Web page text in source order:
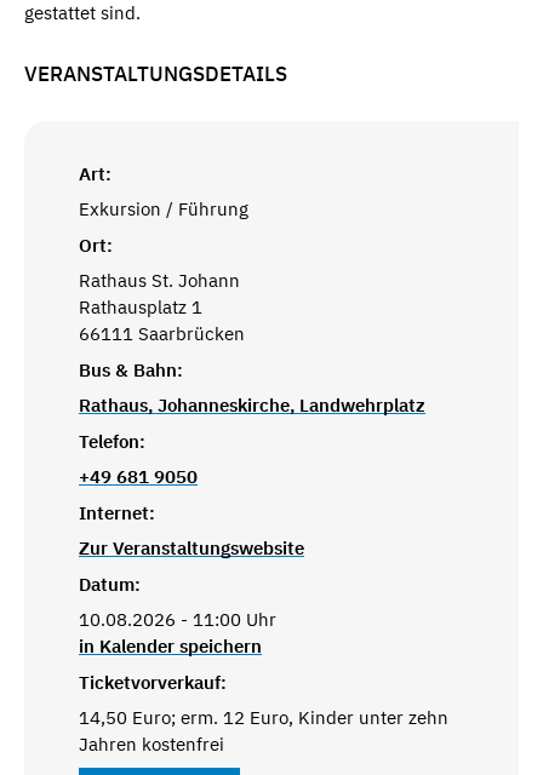
gestattet sind.
VERANSTALTUNGSDETAILS
Art:
Exkursion / Führung
Ort:
Rathaus St. Johann
Rathausplatz 1
66111 Saarbrücken
Bus & Bahn:
Rathaus, Johanneskirche, Landwehrplatz
Telefon:
+49 681 9050
Internet:
Zur Veranstaltungswebsite
Datum:
10.08.2026 - 11:00 Uhr
in Kalender speichern
Ticketvorverkauf:
14,50 Euro; erm. 12 Euro, Kinder unter zehn
Jahren kostenfrei